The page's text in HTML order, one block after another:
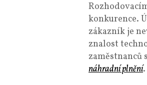
konkurence.
zákazník je
znalost
zaměstnanců
náhradní plnění.